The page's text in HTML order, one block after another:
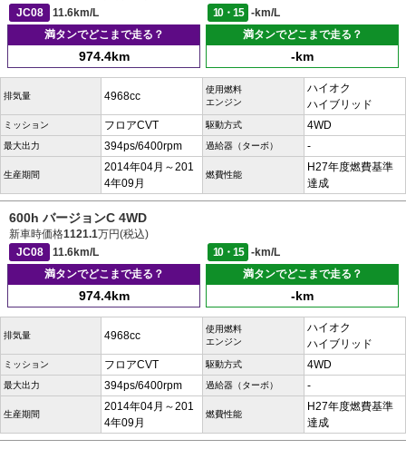
JC08
11.6km/L 10・15
-km/L
満タンでどこまで走る？
974.4km
満タンでどこまで走る？
-km
排気量 4968cc
使用燃料
エンジン
ハイオク
ハイブリッド
ミッション フロアCVT 駆動方式 4WD
最大出力 394ps/6400rpm 過給器（ターボ） -
生産期間
2014年04月～201
4年09月
燃費性能
H27年度燃費基準
達成
600h バージョンC 4WD
新車時価格1121.1万円(税込)
JC08
11.6km/L 10・15
-km/L
満タンでどこまで走る？
974.4km
満タンでどこまで走る？
-km
排気量 4968cc
使用燃料
エンジン
ハイオク
ハイブリッド
ミッション フロアCVT 駆動方式 4WD
最大出力 394ps/6400rpm 過給器（ターボ） -
生産期間
2014年04月～201
4年09月
燃費性能
H27年度燃費基準
達成